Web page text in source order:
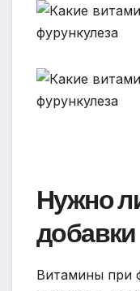
Нужно
добавки
Витамины при